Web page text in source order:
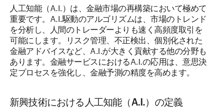
人工知能（A.I.）は、金融市場の再構築において極めて
重要です。A.I.駆動のアルゴリズムは、市場のトレンド
を分析し、人間のトレーダーよりも速く高頻度取引を
可能にします。リスク管理、不正検出、個別化された
金融アドバイスなど、A.I.が大きく貢献する他の分野も
あります。金融サービスにおけるA.I.の応用は、意思決
定プロセスを強化し、金融予測の精度を高めます。
新興技術における人工知能（A.I.）の定義